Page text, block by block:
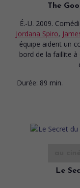
The
É.-U. 2009.
Jordana Spiro,
équipe aident un
bord de la faillite
Durée: 89 min.
Le